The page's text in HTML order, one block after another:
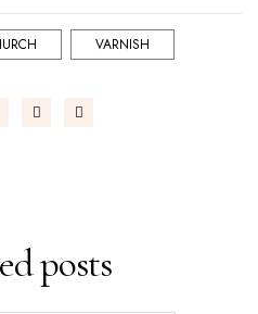
VARNISH
posts